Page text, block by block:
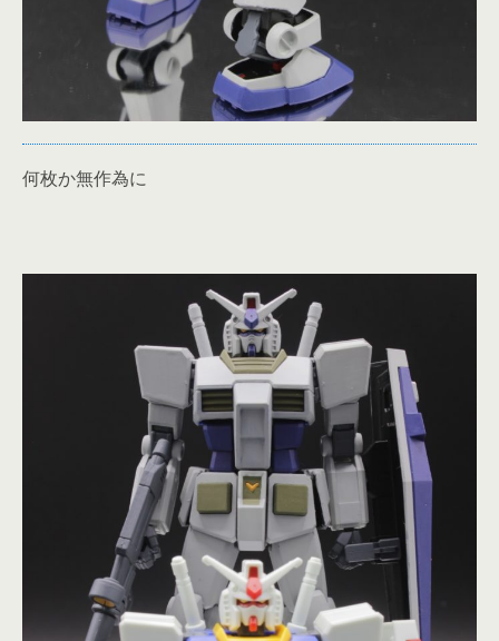
何枚か無作為に